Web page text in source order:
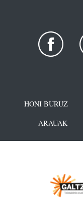
HONI BURUZ
ARAUAK